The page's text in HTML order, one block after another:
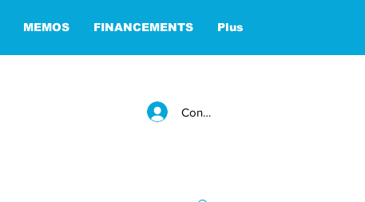
MEMOS FINANCEMENTS Plus
Connexion